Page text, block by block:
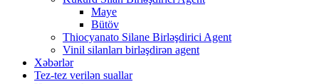
Maye
Bütöv
Thiocyanato Silane Birləşdirici Agent
Vinil silanları birləşdirən agent
Xəbərlər
Tez-tez verilən suallar